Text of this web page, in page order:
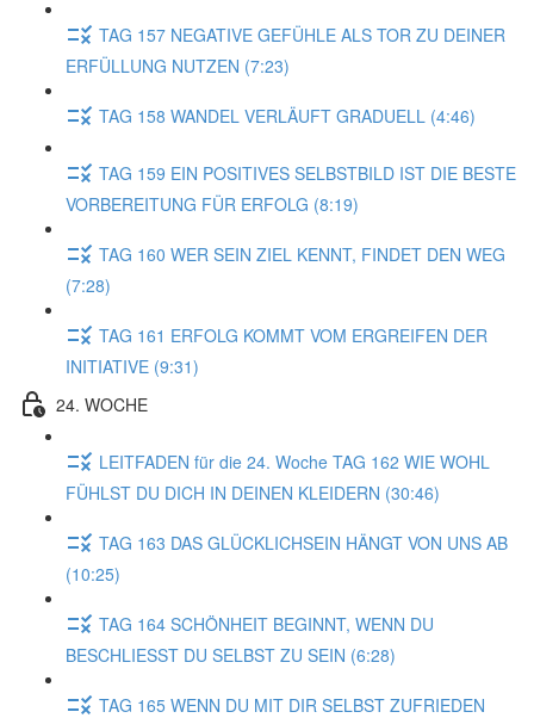
TAG 157 NEGATIVE GEFÜHLE ALS TOR ZU DEINER
ERFÜLLUNG NUTZEN (7:23)
TAG 158 WANDEL VERLÄUFT GRADUELL (4:46)
TAG 159 EIN POSITIVES SELBSTBILD IST DIE BESTE
VORBEREITUNG FÜR ERFOLG (8:19)
TAG 160 WER SEIN ZIEL KENNT, FINDET DEN WEG
(7:28)
TAG 161 ERFOLG KOMMT VOM ERGREIFEN DER
INITIATIVE (9:31)
24. WOCHE
LEITFADEN für die 24. Woche TAG 162 WIE WOHL
FÜHLST DU DICH IN DEINEN KLEIDERN (30:46)
TAG 163 DAS GLÜCKLICHSEIN HÄNGT VON UNS AB
(10:25)
TAG 164 SCHÖNHEIT BEGINNT, WENN DU
BESCHLIESST DU SELBST ZU SEIN (6:28)
TAG 165 WENN DU MIT DIR SELBST ZUFRIEDEN